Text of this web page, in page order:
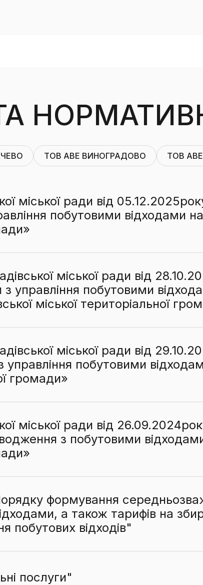
ТОВ AВЕ ВИНОГРАДОВО ТОВ
міської ради від
побутовими відходами на
міської ради від
управління побутовими
міської територіальної
міської ради від
побутовими
громади»
міської ради від
з побутовими
формування
а також тарифів на
побутових відходів"
послуги"